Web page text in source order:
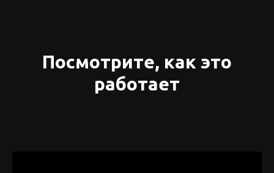
Посмотрите, как это
работает